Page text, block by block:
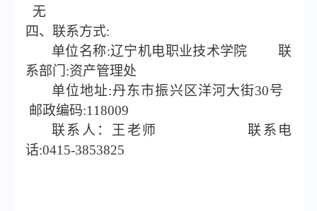
无
四、联系方式:
单位名称:辽宁机电职业技术学院 联
系部门:资产管理处
单位地址:丹东市振兴区洋河大街30号
邮政编码:118009
联系人：王老师
联系电
话:0415-3853825